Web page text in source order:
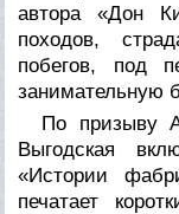
автора «Дон
походов,
побегов, под
занимательную
По призыву
Выгодская
«Истории
печатает